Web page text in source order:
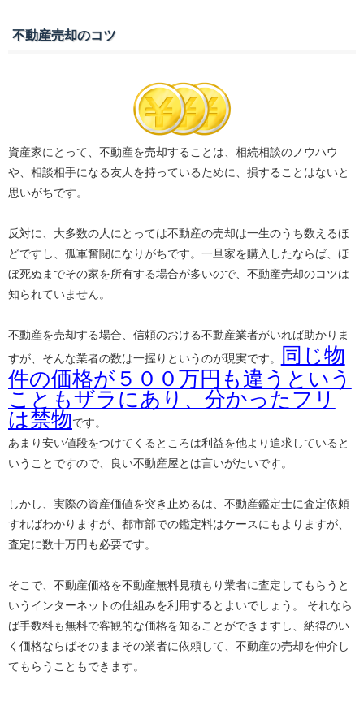
不動産売却のコツ
資産家にとって、不動産を売却することは、相続相談のノウハウ
や、相談相手になる友人を持っているために、損することはないと
思いがちです。
反対に、大多数の人にとっては不動産の売却は一生のうち数えるほ
どですし、孤軍奮闘になりがちです。一旦家を購入したならば、ほ
ぼ死ぬまでその家を所有する場合が多いので、不動産売却のコツは
知られていません。
不動産を売却する場合、信頼のおける不動産業者がいれば助かりま
すが、そんな業者の数は一握りというのが現実です。
同じ物
件の価格が５００万円も違うという
こともザラにあり、分かったフリ
は禁物です。
あまり安い値段をつけてくるところは利益を他より追求していると
いうことですので、良い不動産屋とは言いがたいです。
しかし、実際の資産価値を突き止めるは、不動産鑑定士に査定依頼
すればわかりますが、都市部での鑑定料はケースにもよりますが、
査定に数十万円も必要です。
そこで、不動産価格を不動産無料見積もり業者に査定してもらうと
いうインターネットの仕組みを利用するとよいでしょう。 それなら
ば手数料も無料で客観的な価格を知ることができますし、納得のい
く価格ならばそのままその業者に依頼して、不動産の売却を仲介し
てもらうこともできます。